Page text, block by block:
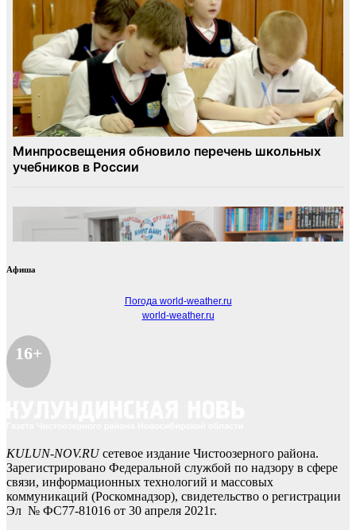
Афиша
Погода world-weather.ru
world-weather.ru
16+
KULUN-NOV.RUсетевое издание Чистоозерного района.
Зарегистрировано Федеральной службой по надзору в сфере
связи, информационных технологий и массовых
коммуникаций (Роскомнадзор), свидетельство о регистрации
Эл № ФС77-81016 от 30 апреля 2021г.